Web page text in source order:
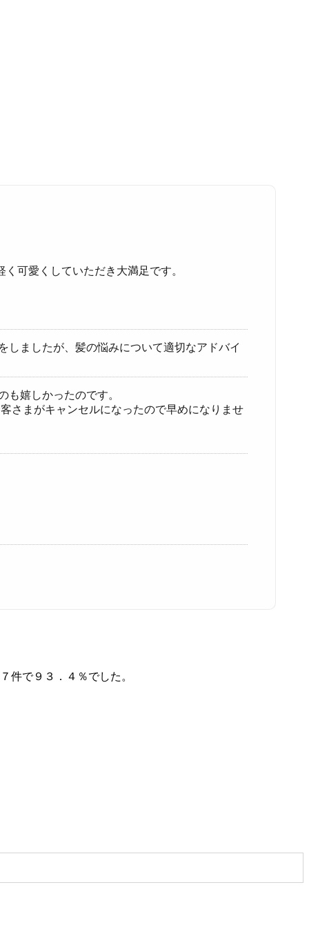
可愛くしていただき大満足です。
しましたが、髪の悩みについて適切なアドバイ
嬉しかったのです。
さまがキャンセルになったので早めになりませ
件で９３．４％でした。